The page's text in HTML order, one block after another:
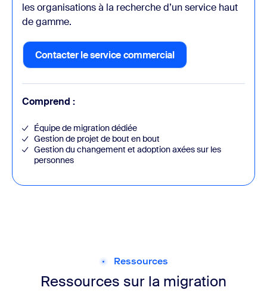
les organisations à la recherche d’un service haut
de gamme.
Contacter le service commercial
Contacter le service commercial
Comprend :
Équipe de migration dédiée
Gestion de projet de bout en bout
Gestion du changement et adoption axées sur les
personnes
Ressources
Ressources sur la migration